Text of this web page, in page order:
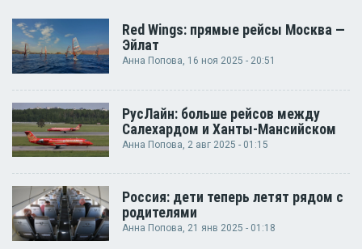
Red Wings: прямые рейсы Москва —
Эйлат
Анна Попова, 16 ноя 2025 - 20:51
РусЛайн: больше рейсов между
Салехардом и Ханты-Мансийском
Анна Попова , 2 авг 2025 - 01:15
Россия: дети теперь летят рядом с
родителями
Анна Попова, 21 янв 2025 - 01:18